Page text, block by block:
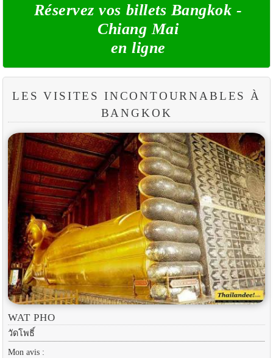
Réservez vos billets Bangkok -
Chiang Mai
en ligne
LES VISITES INCONTOURNABLES À
BANGKOK
WAT PHO
วัดโพธิ์
Mon avis :